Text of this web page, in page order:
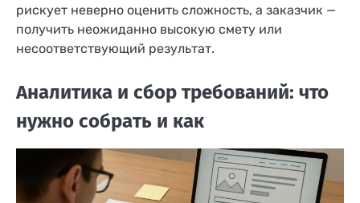
рискует неверно оценить сложность, а заказчик —
получить неожиданно высокую смету или
несоответствующий результат.
Аналитика и сбор требований: что
нужно собрать и как